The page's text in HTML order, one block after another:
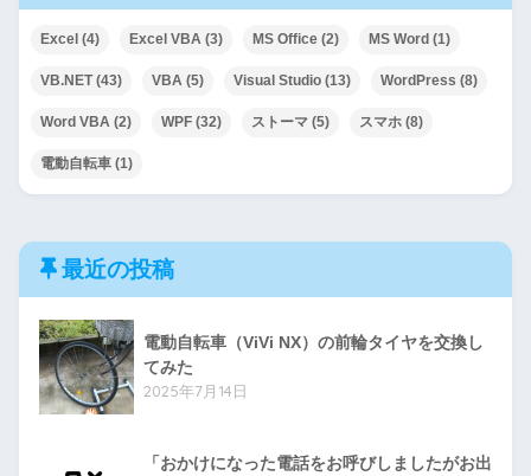
Excel (4) Excel VBA (3) MS Office (2) MS Word (1)
VB.NET(43) VBA (5) Visual Studio (13) WordPress (8)
Word VBA (2) WPF (32) ストーマ (5) スマホ (8)
電動自転車 (1)
最近の投稿
電動自転車（ViVi NX）の前輪タイヤを交換し
てみた
2025年7月14日
「おかけになった電話をお呼びしましたがお出